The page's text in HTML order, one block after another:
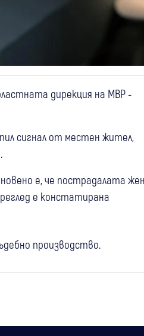
дирекция на МВР -
сигнал от местен жител,
е, че пострадалата
е констатирана
производство.